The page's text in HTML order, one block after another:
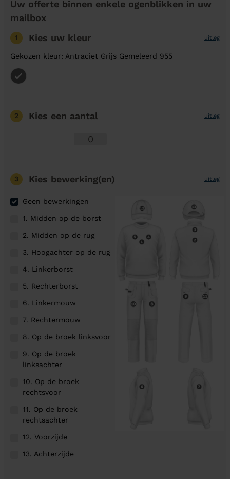
Uw offerte binnen enkele ogenblikken in uw
mailbox
1 Kies uw kleur uitleg
Gekozen kleur: Antraciet Grijs Gemeleerd 955
2 Kies een aantal uitleg
3 Kies bewerking(en) uitleg
Geen bewerkingen
1. Midden op de borst
2. Midden op de rug
3. Hoogachter op de rug
4. Linkerborst
5. Rechterborst
6. Linkermouw
7. Rechtermouw
8. Op de broek linksvoor
9. Op de broek
linksachter
10. Op de broek
rechtsvoor
11. Op de broek
rechtsachter
12. Voorzijde
13. Achterzijde